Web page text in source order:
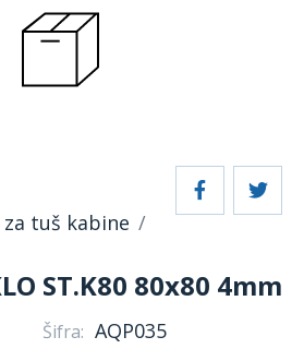
tuš kabine
ST.K80 80x80 4mm
Šifra: AQP035